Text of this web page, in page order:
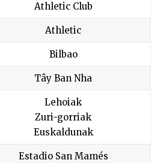
Athletic Club
Athletic
Bilbao
Tây Ban Nha
Lehoiak
Zuri-gorriak
Euskaldunak
Estadio San Mamés